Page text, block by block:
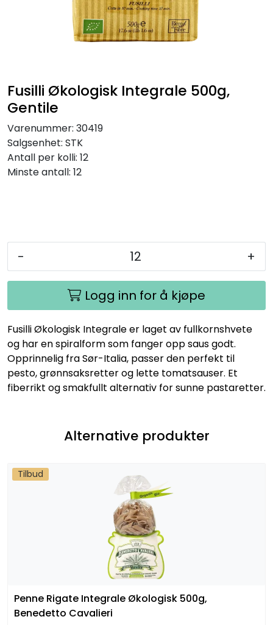
Fusilli Økologisk Integrale 500g,
Gentile
Varenummer: 30419
Salgsenhet: STK
Antall per kolli: 12
Minste antall: 12
- +
Logg inn for å kjøpe
Fusilli Økologisk Integrale er laget av fullkornshvete
og har en spiralform som fanger opp saus godt.
Opprinnelig fra Sør-Italia, passer den perfekt til
pesto, grønnsaksretter og lette tomatsauser. Et
fiberrikt og smakfullt alternativ for sunne pastaretter.
Alternative produkter
Tilbud
Penne Rigate Integrale Økologisk 500g,
Benedetto Cavalieri
Leverandører